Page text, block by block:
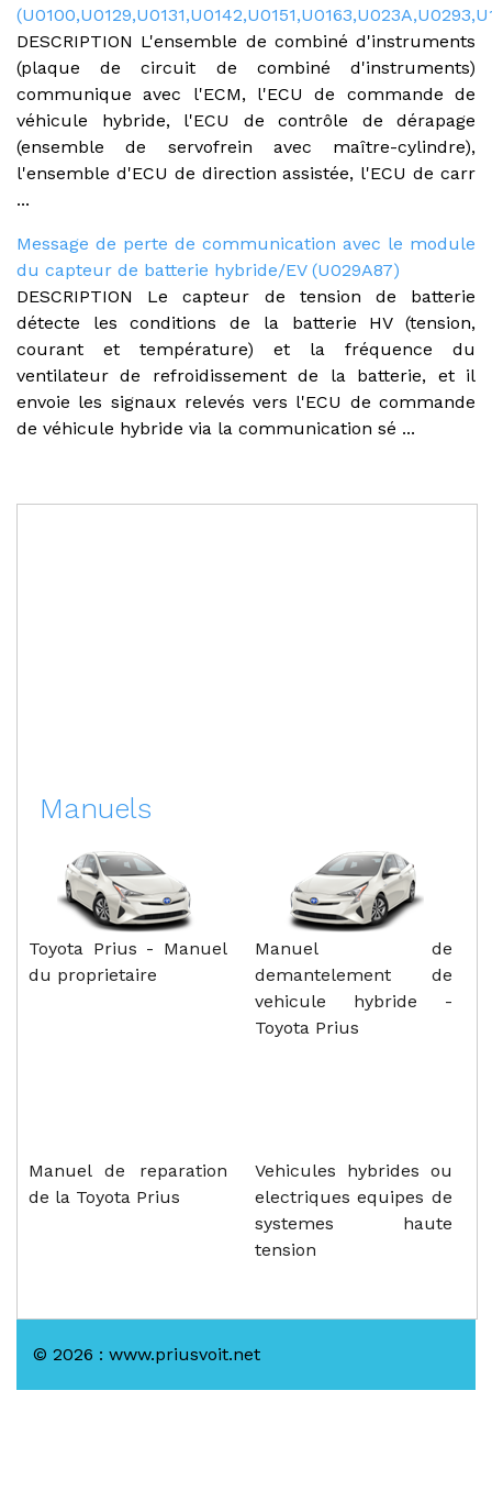
DESCRIPTION L'ensemble de combiné d'instruments
(plaque de circuit de combiné d'instruments)
communique avec l'ECM, l'ECU de commande de
véhicule hybride, l'ECU de contrôle de dérapage
(ensemble de servofrein avec maître-cylindre),
l'ensemble d'ECU de direction assistée, l'ECU de carr
...
Message de perte de communication avec le module
du capteur de batterie hybride/EV (U029A87)
DESCRIPTION Le capteur de tension de batterie
détecte les conditions de la batterie HV (tension,
courant et température) et la fréquence du
ventilateur de refroidissement de la batterie, et il
envoie les signaux relevés vers l'ECU de commande
de véhicule hybride via la communication sé ...
Manuels
Toyota Prius - Manuel
du proprietaire
Manuel de
demantelement de
vehicule hybride -
Toyota Prius
Manuel de reparation
de la Toyota Prius
Vehicules hybrides ou
electriques equipes de
systemes haute
tension
© 2026 : www.priusvoit.net